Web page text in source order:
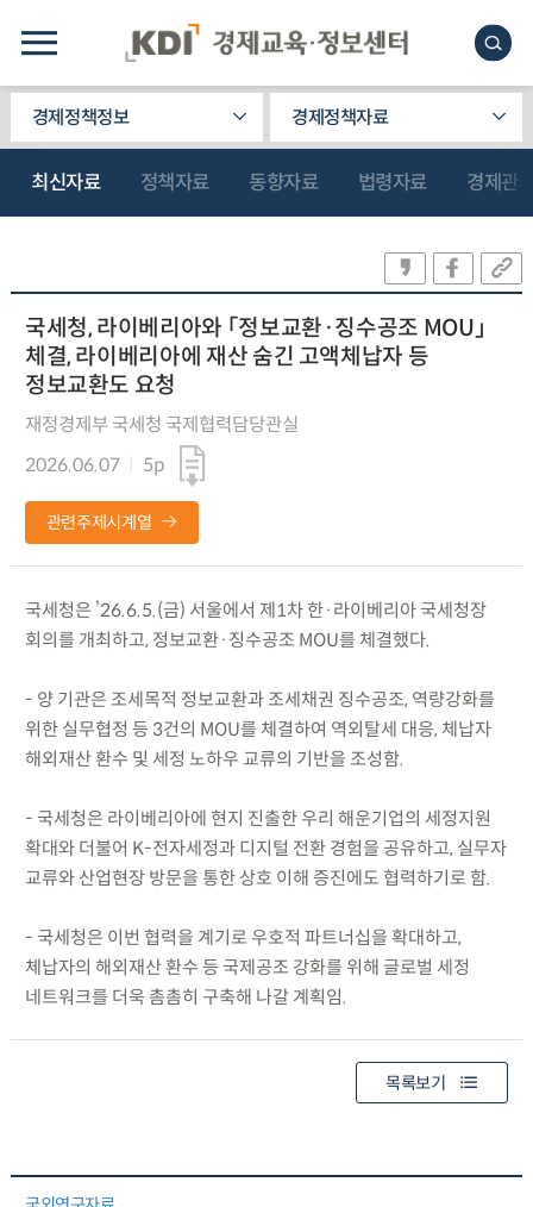
경제정책정보 경제정책자료
최신자료 정책자료 동향자료 법령자료 경제관
국세청, 라이베리아와 「정보교환·징수공조 MOU」
체결, 라이베리아에 재산 숨긴 고액체납자 등
정보교환도 요청
재정경제부 국세청 국제협력담당관실
2026.06.07
5p
관련주제시계열
국세청은 ’26.6.5.(금) 서울에서 제1차 한·라이베리아 국세청장
회의를 개최하고, 정보교환·징수공조 MOU를 체결했다.
- 양 기관은 조세목적 정보교환과 조세채권 징수공조, 역량강화를
위한 실무협정 등 3건의 MOU를 체결하여 역외탈세 대응, 체납자
해외재산 환수 및 세정 노하우 교류의 기반을 조성함.
- 국세청은 라이베리아에 현지 진출한 우리 해운기업의 세정지원
확대와 더불어 K-전자세정과 디지털 전환 경험을 공유하고, 실무자
교류와 산업현장 방문을 통한 상호 이해 증진에도 협력하기로 함.
- 국세청은 이번 협력을 계기로 우호적 파트너십을 확대하고,
체납자의 해외재산 환수 등 국제공조 강화를 위해 글로벌 세정
네트워크를 더욱 촘촘히 구축해 나갈 계획임.
목록보기